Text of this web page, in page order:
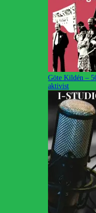
Göte Kildén –
aktivist